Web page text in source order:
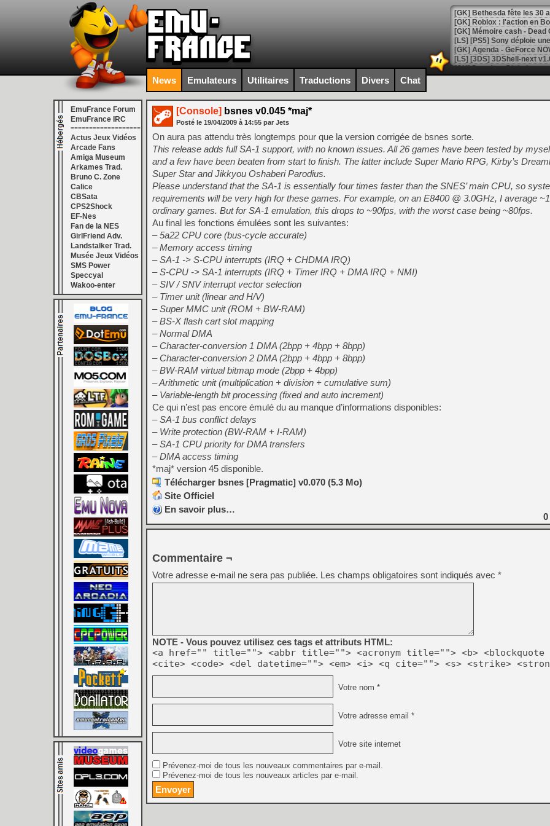
[GK] Bethesda fête les 30
[GK] Roblox : l'action en
[GK] Agenda - GeForce
[GK] Devolver Digital en a
[LS] [PS5] ps5-y2jb-
[GK] Pourquoi Marvel
[GK] Test : Restory : Chill
[GK] GTA 6 : Rockstar
[GK] Hot Wheels Infinite
[GK] Mémoire cash -
[GK] Résultats Nintendo :
[GK] Déjà des
[GK] Minecraft et ses «
[GK] Beast of
[GK] Ubisoft : fin de partie
[GK] Mémoire cash -
[GK] Dan Houser (GTA)
[GK] Comment EA Sports
[GK] Crimson Moon : un
[GK] Isle of Reveries : le
[GK] Moonlighter 2 : The
[GK] Capcom relance
[GK] Le beat'em up The
[GK] Endless Legend 2 :
[LS] [PS5] Le WebKit
[GK] Oubliez Crazy Taxi,
[LS] [Switch] NSZ 5.0.0
News Emulateurs Utilitaires Traductions Divers Chat
EmuFrance Forum
EmuFrance IRC
===================
Actus Jeux Vidéos
Arcade Fans
Amiga Museum
Arkames Trad.
Bruno C. Zone
Calice
CBSata
CPS2Shock
EF-Nes
Fan de la NES
GirlFriend Adv.
Landstalker Trad.
Musée Jeux Vidéos
SMS Power
Speccyal
Wakoo-enter
[Console] bsnes v0.045 *maj*
Posté le 19/04/2009 à 14:55 par Jets
On aura pas attendu très longtemps pour que la version corrigée de bsnes sorte.
This release adds full SA-1 support, with no known issues. All 26 games have been tested by
and a few have been beaten from start to finish. The latter include Super Mario RPG, Kirby’s
Super Star and Jikkyou Oshaberi Parodius.
Please understand that the SA-1 is essentially four times faster than the SNES’ main CPU, so
requirements will be very high for these games. For example, on an E8400 @ 3.0GHz, I average
ordinary games. But for SA-1 emulation, this drops to ~90fps, with the worst case being ~80fps.
Au final les fonctions émulées sont les suivantes:
– 5a22 CPU core (bus-cycle accurate)
– Memory access timing
– SA-1 -> S-CPU interrupts (IRQ + CHDMA IRQ)
– S-CPU -> SA-1 interrupts (IRQ + Timer IRQ + DMA IRQ + NMI)
– SIV / SNV interrupt vector selection
– Timer unit (linear and H/V)
– Super MMC unit (ROM + BW-RAM)
– BS-X flash cart slot mapping
– Normal DMA
– Character-conversion 1 DMA (2bpp + 4bpp + 8bpp)
– Character-conversion 2 DMA (2bpp + 4bpp + 8bpp)
– BW-RAM virtual bitmap mode (2bpp + 4bpp)
– Arithmetic unit (multiplication + division + cumulative sum)
– Variable-length bit processing (fixed and auto increment)
Ce qui n’est pas encore émulé du au manque d’informations disponibles:
– SA-1 bus conflict delays
– Write protection (BW-RAM + I-RAM)
– SA-1 CPU priority for DMA transfers
– DMA access timing
*maj* version 45 disponible.
Télécharger bsnes [Pragmatic] v0.070 (5.3 Mo)
Site Officiel
En savoir plus…
0
Commentaire ¬
Votre adresse e-mail ne sera pas publiée. Les champs obligatoires sont indiqués avec *
NOTE - Vous pouvez utilisez ces tags et attributs HTML:
<a href="" title=""> <abbr title=""> <acronym title=""> <b> <blockquote
<cite> <code> <del datetime=""> <em> <i> <q cite=""> <s> <strike>
Votre nom *
Votre adresse email *
Votre site internet
Prévenez-moi de tous les nouveaux commentaires par e-mail.
Prévenez-moi de tous les nouveaux articles par e-mail.